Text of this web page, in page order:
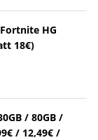
HG
18€)
/ 80GB /
/ 12,49€ /